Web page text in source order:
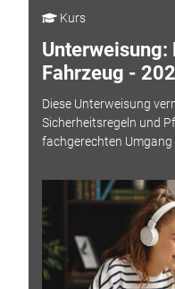
Kurs
Unterweisung:
Fahrzeug -
Diese Unterweisung
Sicherheitsregeln und
fachgerechten Umgang